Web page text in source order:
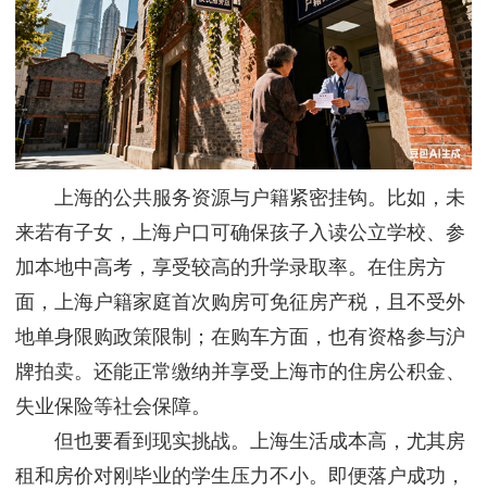
上海的公共服务资源与户籍紧密挂钩。比如，未
来若有子女，上海户口可确保孩子入读公立学校、参
加本地中高考，享受较高的升学录取率。在住房方
面，上海户籍家庭首次购房可免征房产税，且不受外
地单身限购政策限制；在购车方面，也有资格参与沪
牌拍卖。还能正常缴纳并享受上海市的住房公积金、
失业保险等社会保障。
但也要看到现实挑战。上海生活成本高，尤其房
租和房价对刚毕业的学生压力不小。即便落户成功，